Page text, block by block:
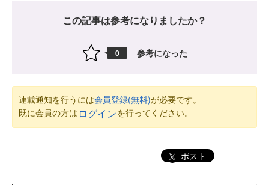
この記事は参考になりましたか？
0 参考になった
連載通知を行うには会員登録(無料)が必要です。
既に会員の方は ログインを行ってください。
ポスト